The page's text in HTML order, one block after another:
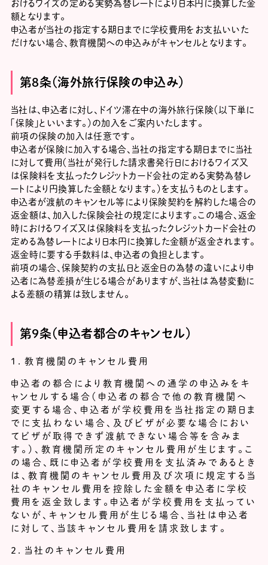
おけるワイズの定める実勢為替レートにより日本円に換算した金
額となります。
申込者が当社の指定する期日までに学校費用をお支払いいた
だけない場合、教育機関への申込みがキャンセルとなります。
第８条（海外旅行保険の申込み）
当社は、申込者に対し、ドイツ滞在中の海外旅行保険（以下単に
「保険」といいます。）の加入をご案内いたします。
前項の保険の加入は任意です。
申込者が保険に加入する場合、当社の指定する期日までに当社
に対して費用（当社が発行した請求書発行日におけるワイズ又
は保険料を支払ったクレジットカード会社の定める実勢為替レ
ートにより円換算した金額となります。）を支払うものとします。
申込者が渡航のキャンセル等により保険契約を解約した場合の
返金額は、加入した保険会社の規定によります。この場合、返金
時におけるワイズ又は保険料を支払ったクレジットカード会社の
定める為替レートにより日本円に換算した金額が返金されます。
返金時に要する手数料は、申込者の負担とします。
前項の場合、保険契約の支払日と返金日の為替の違いにより申
込者に為替差損が生じる場合がありますが、当社は為替変動に
よる差額の精算は致しません。
第９条（申込者都合のキャンセル）
１．教育機関のキャンセル費用
申込者の都合により教育機関への通学の申込みをキ
ャンセルする場合（申込者の都合で他の教育機関へ
変更する場合、申込者が学校費用を当社指定の期日ま
でに支払わない場合、及びビザが必要な場合におい
てビザが取得できず渡航できない場合等を含みま
す。）、教育機関所定のキャンセル費用が生じます。こ
の場合、既に申込者が学校費用を支払済みであるとき
は、教育機関のキャンセル費用及び次項に規定する当
社のキャンセル費用を控除した金額を申込者に学校
費用を返金致します。申込者が学校費用を支払ってい
ないが、キャンセル費用が生じる場合、当社は申込者
に対して、当該キャンセル費用を請求致します。
２．当社のキャンセル費用